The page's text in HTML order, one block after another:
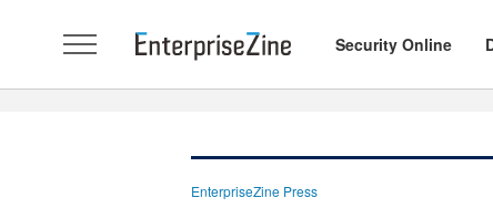
Security Online
EnterpriseZine Press